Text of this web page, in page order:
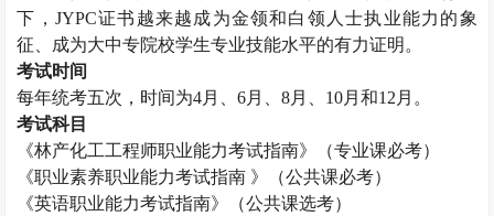
下， JYPC证书越来越成为金领和白领人士执业能力的象
征、成为大中专院校学生专业技能水平的有力证明。
考试时间
每年统考五次，时间为4月、6月、8月、 10月和12 月。
考试科目
《林产化工工程师职业能力考试指南》（专业课必考）
《职业素养职业能力考试指南 》（公共课必考）
《英语职业能力考试指南》（公共课选考）